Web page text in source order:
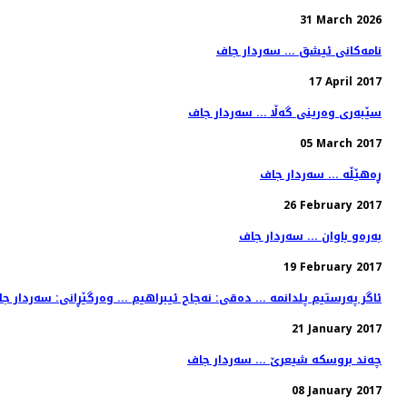
31 March 2026
نامه‌كانی ئیشق ... سه‌ردار جاف
17 April 2017
سێبه‌ری وه‌رینی گه‌ڵا ... سه‌ردار جاف
05 March 2017
ڕه‌هێڵه‌ ... سه‌ردار جاف
26 February 2017
به‌ره‌و باوان ... سه‌ردار جاف
19 February 2017
ئاگر په‌رستیم پلدانمه‌ ... ده‌قی: نه‌جاح ئیبراهیم ... وه‌رگێڕانی: سه‌ردار
21 January 2017
چه‌ند بروسكه‌ شیعرێ ... سه‌ردار جاف
08 January 2017